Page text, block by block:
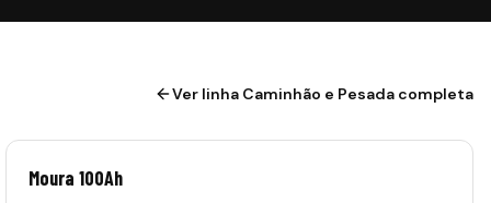
Ver linha Caminhão e Pesada completa
Moura 100Ah